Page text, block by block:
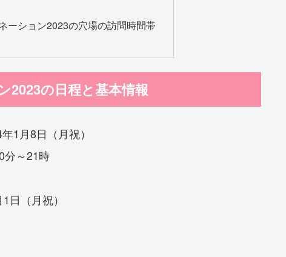
ーション2023の穴場の訪問時間帯
2023の日程と基本情報
1月8日（月祝）
分～21時
日（月祝）